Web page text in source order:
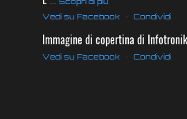
Vedi su Facebook · Condividi
Immagine di copertina di Infotronik
Vedi su Facebook · Condividi